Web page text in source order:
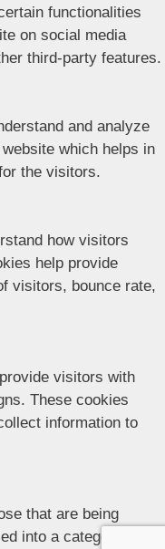
functionalities
on social media
third-party features.
and analyze
which helps in
the visitors.
how visitors
help provide
visitors, bounce rate,
visitors with
These cookies
information to
that are being
into a category as